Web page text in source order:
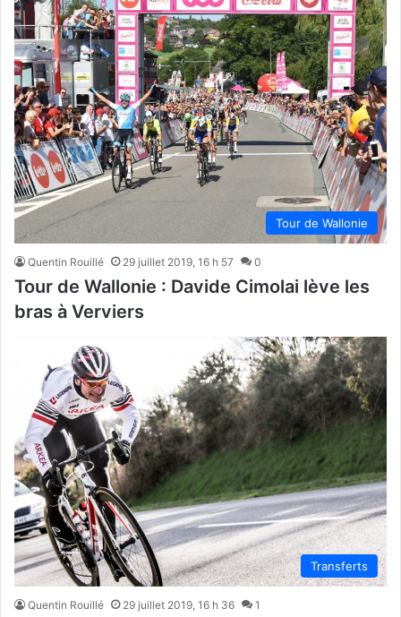
Tour de Wallonie
Quentin Rouillé 29 juillet 2019, 16 h 57 0
Tour de Wallonie : Davide Cimolai lève les
bras à Verviers
Transferts
Quentin Rouillé 29 juillet 2019, 16 h 36 1